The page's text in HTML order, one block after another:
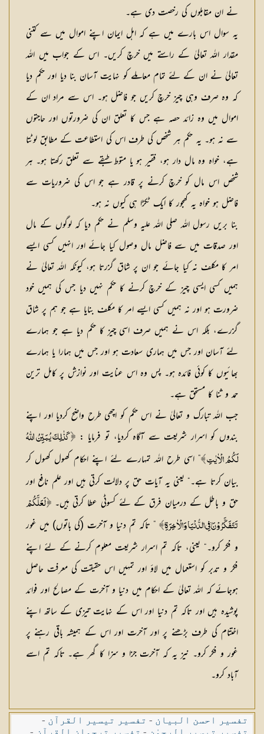
نے ان مقابلوں کی رخصت دی ہے۔
یہ سوال اس بارے میں ہے کہ اہل ایمان اپنے اموال میں سے کتنی
مقدار اللہ تعالیٰ کے راستے میں خرچ کریں۔ اس کے جواب میں اللہ
تعالیٰ نے ان کے لئے تمام معاملے کو نہایت آسان بنا دیا اور حکم دیا
کہ وہ صرف وہی چیز خرچ کریں جو فاضل ہو۔ اس سے مراد ان کے
اموال میں وہ زائد حصہ ہے جس کا تعلق ان کی ضرورتوں اور حاجتوں
سے نہ ہو۔ یہ حکم ہر شخص کی طرف اس کی استطاعت کے مطابق لوٹتا
ہے، خواہ وہ مال دار ہو، فقیر ہو یا متوط طبقے سے تعلق رکھتا ہو۔ ہر
شخص اس مال کو خرچ کرنے پر قادر ہے جو اس کی ضروریات سے
فاضل ہو خواہ یہ کھجور کا ایک ٹکڑا ہی کیوں نہ ہو۔
بنا بریں رسول اللہ صلی اللہ علیہ وسلم نے حکم دیا کہ لوگوں کے مال
اور صدقات میں سے فاضل مال وصول کیا جائے اور انہیں کسی ایسے
امر کا مکلف نہ کیا جائے جو ان پر شاق گزرتا ہو، کیونکہ اللہ تعالیٰ نے
ہمیں کسی ایسی چیز کے خرچ کرنے کا حکم نہیں دیا جس کی ہمیں خود
ضرورت ہو اور نہ ہمیں کسی ایسے امر کا مکلف بنایا ہے جو ہم پر شاق
گزرے، بلکہ اس نے ہمیں صرف اسی چیز کا حکم دیا ہے جو ہمارے
لئے آسان اور جس میں ہماری سعادت ہو اور جس میں ہمارا یا ہمارے
بھائیوں کا کوئی فائدہ ہو۔ پس وہ اس عنایت اور نوازش پر کامل ترین
حمد و ثنا کا مستحق ہے۔
جب اللہ تبارک و تعالیٰ نے اس حکم کو اچھی طرح واضح کردیا اور اپنے
بندوں کو اسرار شریعت سے آگاہ کردیا، تو فرمایا : ﴿کَذٰلِکَ یُـبَیِّنُ اللّٰہُ
لَکُمُ الْاٰیٰتِ ﴾” اسی طرح اللہ تمہارے لئے اپنے احکام کھول کھول کر
بیان کرتا ہے۔“ یعنی یہ آیات حق پر دلالت کرتی ہیں اور علم نافع اور
حق و باطل کے درمیان فرق کے لئے کسوٹی عطا کرتی ہیں۔﴿ لَعَلَّکُمْ
تَتَفَکَّرُوْنَ ۙفِی الدُّنْیَا وَالْاٰخِرَۃِ ۭ﴾” تاکہ تم دنیا و آخرت (کی باتوں) میں غور
و فکر کرو۔“ یعنی، تاکہ تم اسرار شریعت معلوم کرنے کے لئے اپنے
فکر و تدبر کو استعمال میں لاؤ اور تمہیں اس حقیقت کی معرفت حاصل
ہوجائے کہ اللہ تعالیٰ کے احکام میں دنیا و آخرت کے مصالح اور فوائد
پوشیدہ ہیں اور تاکہ تم دنیا اور اس کے نہایت تیزی کے ساتھ اپنے
اختتام کی طرف بڑھنے پر اور آخرت اور اس کے ہمیشہ باقی رہنے پر
غور و فکر کرو۔ نیز یہ کہ آخرت جزا و سزا کا گھر ہے۔ تاکہ تم اسے
آباد کرو۔
تفسیر احسن البیان - تفسیر تیسیر القرآن -